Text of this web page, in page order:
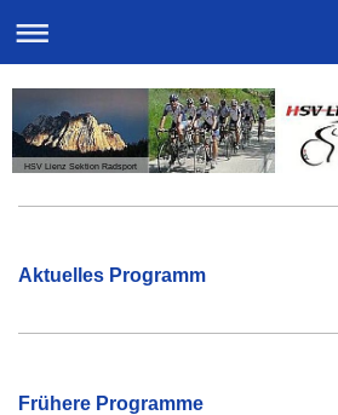
HSV Lienz Sektion Radsport
Aktuelles Programm
Frühere Programme